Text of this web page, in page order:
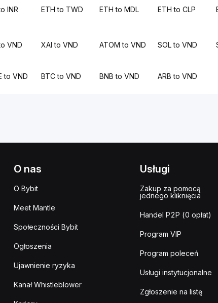
INR ETH to TWD ETH to MDL ETH to CLP
VND XAI to VND ATOM to VND SOL to VND
to VND BTC to VND BNB to VND ARB to VND
O nas
O Bybit
Meet Mantle
Społeczności Bybit
Ogłoszenia
Ujawnienie ryzyka
Kanał Whistleblower
Usługi
Zakup za pomocą
jednego kliknięcia
Handel P2P (0 opłat)
Program VIP
Program poleceń
Usługi instytucjonalne
Zgłoszenie na listę